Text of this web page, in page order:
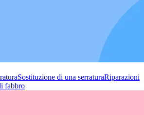
Sostituzione di una serraturaRiparazioni
fabbro